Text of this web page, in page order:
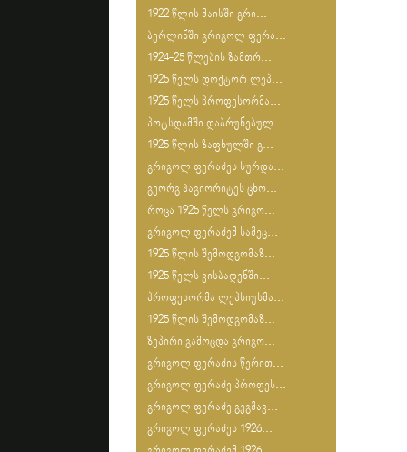
1922 წლის მაისში გრი...
ბერლინში გრიგოლ ფერა...
1924-25 წლების ზამთრ...
1925 წელს დოქტორ ლეპ...
1925 წელს პროფესორმა...
პოტსდამში დაბრუნებულ...
1925 წლის ზაფხულში გ...
გრიგოლ ფერაძეს სურდა...
გეორგ ჰაგიორიტეს ცხო...
როცა 1925 წელს გრიგო...
გრიგოლ ფერაძემ სამეც...
1925 წლის შემოდგომაზ...
1925 წელს ვისბადენში...
პროფესორმა ლეპსიუსმა...
1925 წლის შემოდგომაზ...
ზეპირი გამოცდა გრიგო...
გრიგოლ ფერაძის წერით...
გრიგოლ ფერაძე პროფეს...
გრიგოლ ფერაძე გეგმავ...
გრიგოლ ფერაძეს 1926...